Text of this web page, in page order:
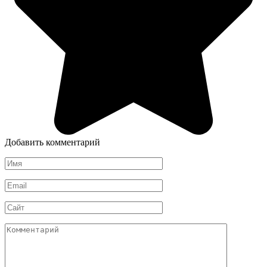
Добавить комментарий
Имя
*
Email
*
Сайт
Комментарий